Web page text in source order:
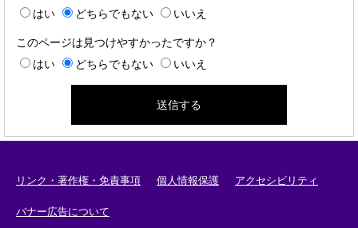
はい
どちらでもない いいえ
このページは見つけやすかったですか？
はい
どちらでもない いいえ
リンク・著作権・免責事項 個人情報保護 アクセシビリティ
バナー広告について